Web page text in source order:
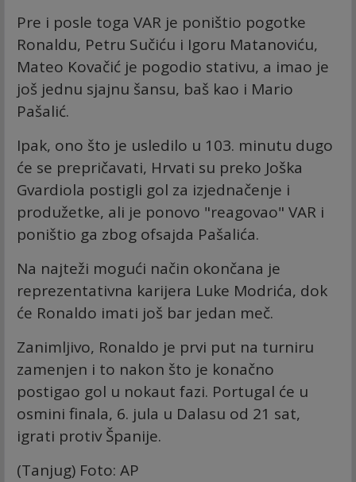
Pre i posle toga VAR je poništio pogotke
Ronaldu, Petru Sučiću i Igoru Matanoviću,
Mateo Kovačić je pogodio stativu, a imao je
još jednu sjajnu šansu, baš kao i Mario
Pašalić.
Ipak, ono što je usledilo u 103. minutu dugo
će se prepričavati, Hrvati su preko Joška
Gvardiola postigli gol za izjednačenje i
produžetke, ali je ponovo "reagovao" VAR i
poništio ga zbog ofsajda Pašalića.
Na najteži mogući način okončana je
reprezentativna karijera Luke Modrića, dok
će Ronaldo imati još bar jedan meč.
Zanimljivo, Ronaldo je prvi put na turniru
zamenjen i to nakon što je konačno
postigao gol u nokaut fazi. Portugal će u
osmini finala, 6. jula u Dalasu od 21 sat,
igrati protiv Španije.
(Tanjug) Foto: AP